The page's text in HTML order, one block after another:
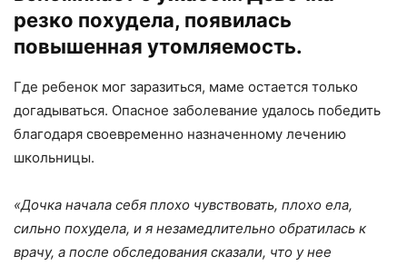
резко похудела, появилась
повышенная утомляемость.
Где ребенок мог заразиться, маме остается только
догадываться. Опасное заболевание удалось победить
благодаря своевременно назначенному лечению
школьницы.
«Дочка начала себя плохо чувствовать, плохо ела,
сильно похудела, и я незамедлительно обратилась к
врачу, а после обследования сказали, что у нее